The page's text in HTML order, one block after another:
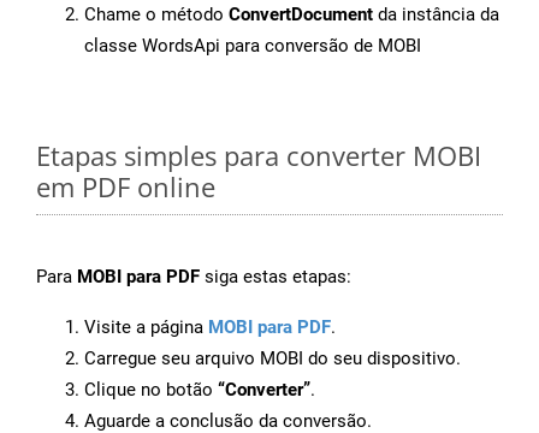
Chame o método ConvertDocument da instância da
classe WordsApi para conversão de MOBI
Etapas simples para converter MOBI
em PDF online
Para MOBI para PDF siga estas etapas:
Visite a página MOBI para PDF.
Carregue seu arquivo MOBI do seu dispositivo.
Clique no botão “Converter”.
Aguarde a conclusão da conversão.